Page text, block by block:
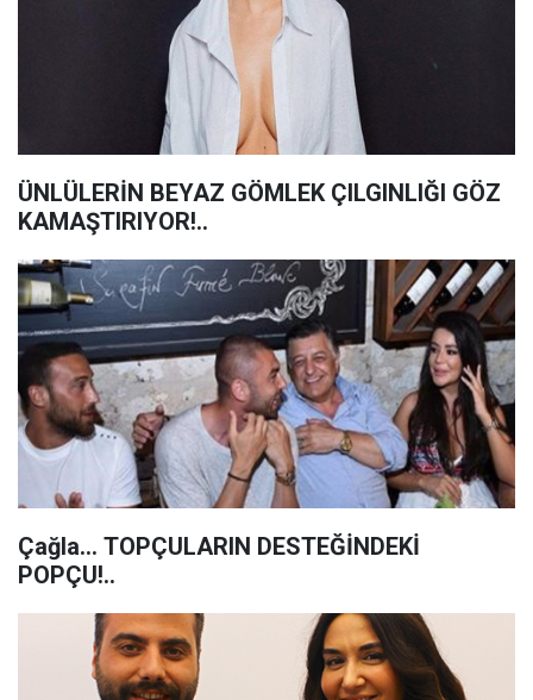
ÜNLÜLERİN BEYAZ GÖMLEK ÇILGINLIĞI GÖZ
KAMAŞTIRIYOR!..
Çağla... TOPÇULARIN DESTEĞİNDEKİ
POPÇU!..